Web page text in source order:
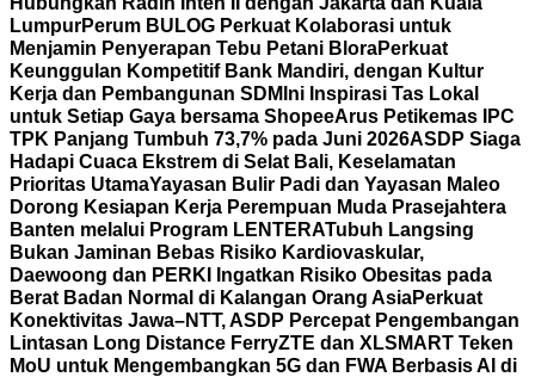
LumpurPerum BULOG Perkuat Kolaborasi untuk
Menjamin Penyerapan Tebu Petani BloraPerkuat
Keunggulan Kompetitif Bank Mandiri, dengan Kultur
Kerja dan Pembangunan SDM Ini Inspirasi Tas Lokal
untuk Setiap Gaya bersama ShopeeArus Petikemas IPC
TPK Panjang Tumbuh 73,7% pada Juni 2026ASDP Siaga
Hadapi Cuaca Ekstrem di Selat Bali, Keselamatan
Prioritas UtamaYayasan Bulir Padi dan Yayasan Maleo
Dorong Kesiapan Kerja Perempuan Muda Prasejahtera
Banten melalui Program LENTERATubuh Langsing
Bukan Jaminan Bebas Risiko Kardiovaskular,
Daewoong dan PERKI Ingatkan Risiko Obesitas pada
Berat Badan Normal di Kalangan Orang AsiaPerkuat
Konektivitas Jawa–NTT, ASDP Percepat Pengembangan
Lintasan Long Distance FerryZTE dan XLSMART Teken
MoU untuk Mengembangkan 5G dan FWA Berbasis AI di